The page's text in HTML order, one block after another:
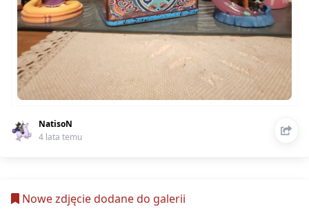
NatisoN
4 lata temu
Nowe zdjęcie dodane do galerii